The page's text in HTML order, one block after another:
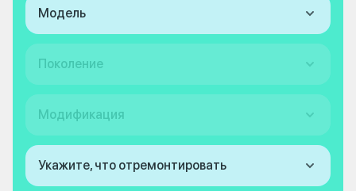
Модель
Поколение
Модификация
Укажите, что отремонтировать